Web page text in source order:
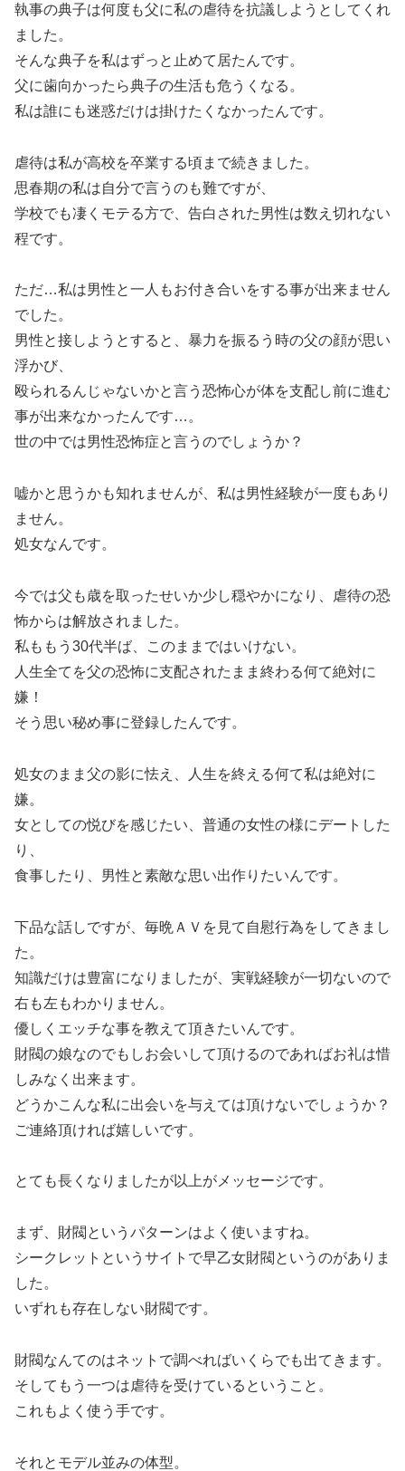
執事の典子は何度も父に私の虐待を抗議しようとしてくれ
ました。
そんな典子を私はずっと止めて居たんです。
父に歯向かったら典子の生活も危うくなる。
私は誰にも迷惑だけは掛けたくなかったんです。
虐待は私が高校を卒業する頃まで続きました。
思春期の私は自分で言うのも難ですが、
学校でも凄くモテる方で、告白された男性は数え切れない
程です。
ただ…私は男性と一人もお付き合いをする事が出来ません
でした。
男性と接しようとすると、暴力を振るう時の父の顔が思い
浮かび、
殴られるんじゃないかと言う恐怖心が体を支配し前に進む
事が出来なかったんです…。
世の中では男性恐怖症と言うのでしょうか？
嘘かと思うかも知れませんが、私は男性経験が一度もあり
ません。
処女なんです。
今では父も歳を取ったせいか少し穏やかになり、虐待の恐
怖からは解放されました。
私ももう30代半ば、このままではいけない。
人生全てを父の恐怖に支配されたまま終わる何て絶対に
嫌！
そう思い秘め事に登録したんです。
処女のまま父の影に怯え、人生を終える何て私は絶対に
嫌。
女としての悦びを感じたい、普通の女性の様にデートした
り、
食事したり、男性と素敵な思い出作りたいんです。
下品な話しですが、毎晩ＡＶを見て自慰行為をしてきまし
た。
知識だけは豊富になりましたが、実戦経験が一切ないので
右も左もわかりません。
優しくエッチな事を教えて頂きたいんです。
財閥の娘なのでもしお会いして頂けるのであればお礼は惜
しみなく出来ます。
どうかこんな私に出会いを与えては頂けないでしょうか？
ご連絡頂ければ嬉しいです。
とても長くなりましたが以上がメッセージです。
まず、財閥というパターンはよく使いますね。
シークレットというサイトで早乙女財閥というのがありま
した。
いずれも存在しない財閥です。
財閥なんてのはネットで調べればいくらでも出てきます。
そしてもう一つは虐待を受けているということ。
これもよく使う手です。
それとモデル並みの体型。